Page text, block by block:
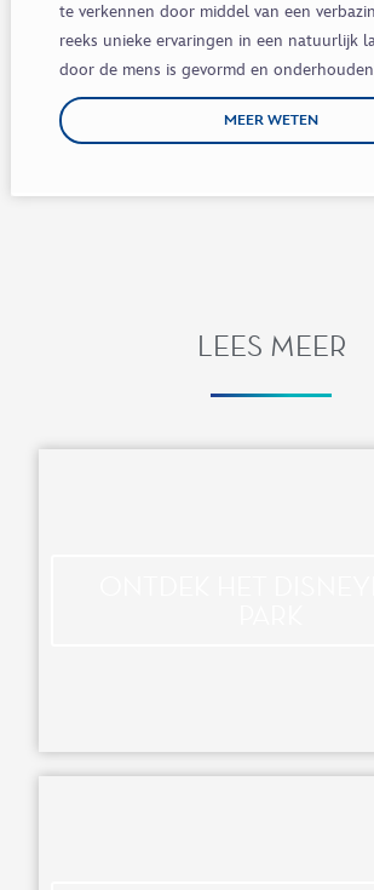
te verkennen door middel van een
reeks unieke ervaringen in een natuurlijk
door de mens is gevormd en
MEER WETEN
LEES MEER